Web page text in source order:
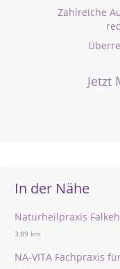
Zahlreiche
Jetzt
In der Nähe
Naturheilpraxis
3,89 km
NA-VITA Fachpraxis